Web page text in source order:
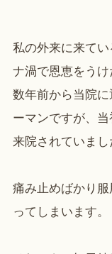
私の外来に来て
ナ渦で恩恵をうけ
数年前から当院
ーマンですが、
来院されていまし
痛み止めばかり
ってしまいます。